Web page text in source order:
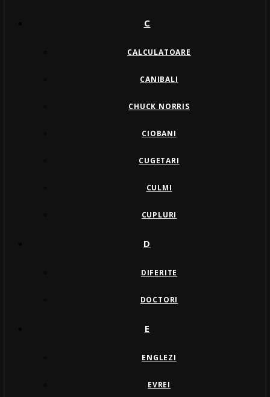
C
CALCULATOARE
CANIBALI
CHUCK NORRIS
CIOBANI
CUGETARI
CULMI
CUPLURI
D
DIFERITE
DOCTORI
E
ENGLEZI
EVREI